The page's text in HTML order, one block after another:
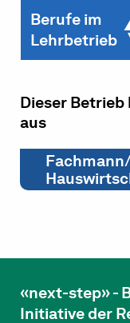
Berufe im
Lehrbetrieb
Dieser
aus
«next-step» -
Initiative der